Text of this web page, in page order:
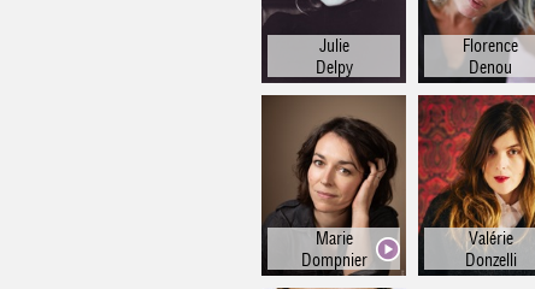
Julie
Delpy
Florence
Denou
Marie
Dompnier
Valérie
Donzelli